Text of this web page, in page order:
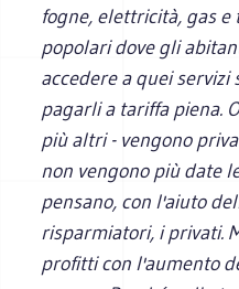
fogne, elettricità, gas
popolari dove gli
accedere a quei servizi
pagarli a tariffa piena.
più altri - vengono
non vengono più date
pensano, con l'aiuto
risparmiatori, i privati.
profitti con l'aumento